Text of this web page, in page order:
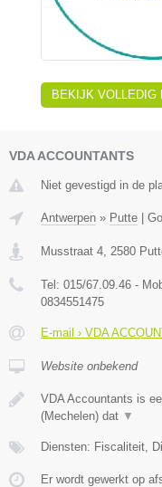
BEKIJK VOLLEDIG
VDA ACCOUNTANTS
Niet gevestigd in de
Antwerpen » Putte |
Musstraat 4 2580
Tel: 015/67.09.46 -
0834551475
E-mail › VDA
Website onbekend
VDA Accountants is
(Mechelen) dat ▼
Diensten: Fiscaliteit,
Er wordt gewerkt op